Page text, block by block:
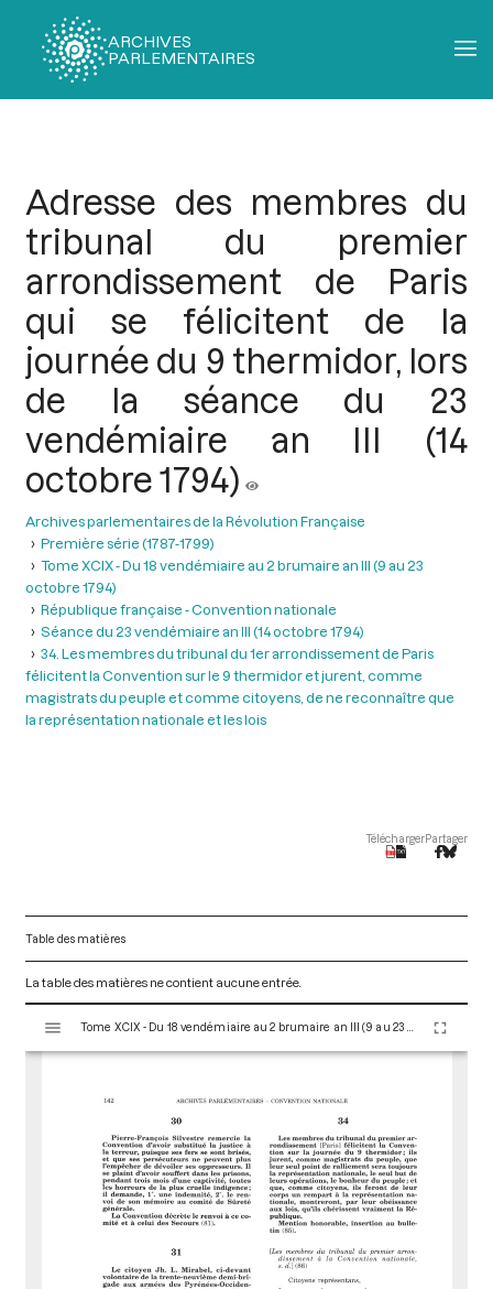
ARCHIVES
PARLEMENTAIRES
Adresse des membres du
tribunal du premier
arrondissement de Paris
qui se félicitent de la
journée du 9 thermidor, lors
de la séance du 23
vendémiaire an III (14
octobre 1794)
Archives parlementaires de la Révolution Française
Première série (1787-1799)
Tome XCIX - Du 18 vendémiaire au 2 brumaire an III (9 au 23
octobre 1794)
République française - Convention nationale
Séance du 23 vendémiaire an III (14 octobre 1794)
34. Les membres du tribunal du 1er arrondissement de Paris
félicitent la Convention sur le 9 thermidor et jurent, comme
magistrats du peuple et comme citoyens, de ne reconnaître que
la représentation nationale et les lois
TéléchargerPartager
Table des matières
La table des matières ne contient aucune entrée.
s